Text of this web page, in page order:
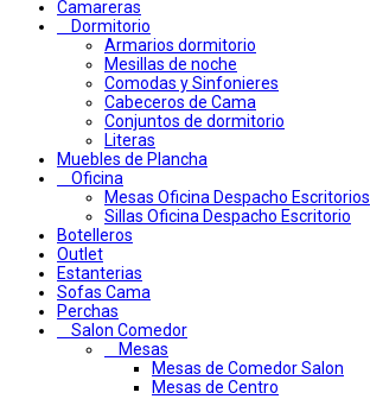
Camareras
Dormitorio
Armarios dormitorio
Mesillas de noche
Comodas y Sinfonieres
Cabeceros de Cama
Conjuntos de dormitorio
Literas
Muebles de Plancha
Oficina
Mesas Oficina Despacho Escritorios
Sillas Oficina Despacho Escritorio
Botelleros
Outlet
Estanterias
Sofas Cama
Perchas
Salon Comedor
Mesas
Mesas de Comedor Salon
Mesas de Centro